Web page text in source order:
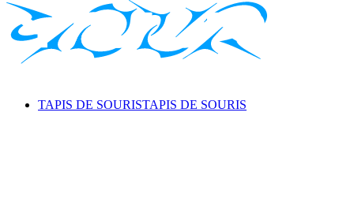
TAPIS DE SOURISTAPIS DE SOURIS